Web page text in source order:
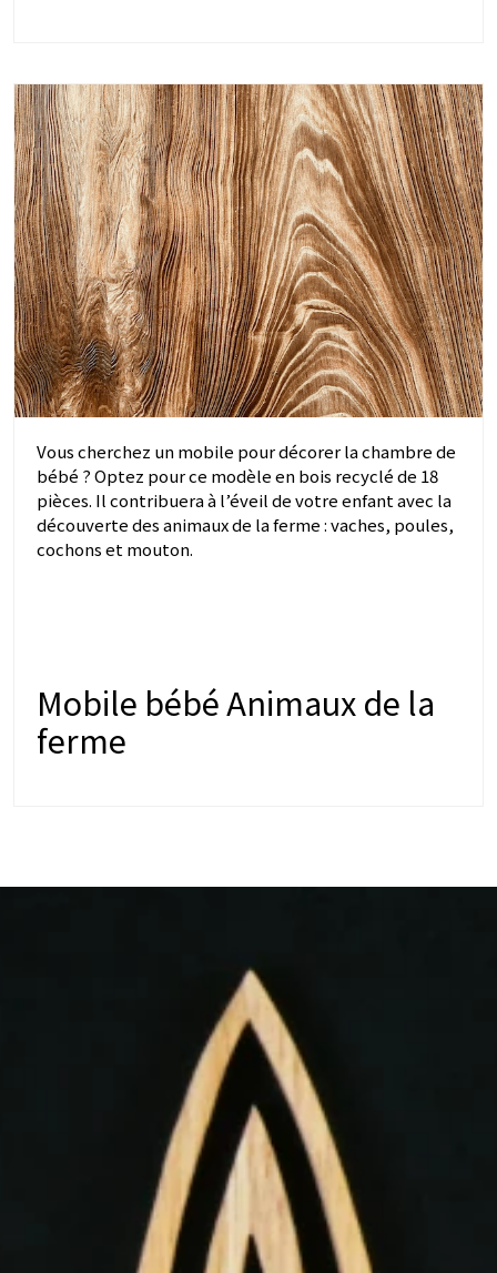
Vous cherchez un mobile pour décorer la chambre de
bébé ? Optez pour ce modèle en bois recyclé de 18
pièces. Il contribuera à l’éveil de votre enfant avec la
découverte des animaux de la ferme : vaches, poules,
cochons et mouton.
Mobile bébé Animaux de la
ferme